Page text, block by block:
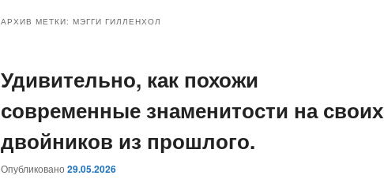
основному
содержимому
дополнительному
содержимому
АРХИВ МЕТКИ:МЭГГИ ГИЛЛЕНХОЛ
Удивительно, как похожи
современные знаменитости на своих
двойников из прошлого.
Опубликовано29.05.2026